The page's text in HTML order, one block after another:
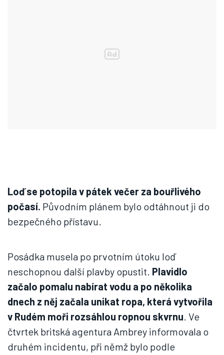
Loď se potopila v pátek večer za bouřlivého
počasí. Původním plánem bylo odtáhnout ji do
bezpečného přístavu.
Posádka musela po prvotním útoku loď
neschopnou další plavby opustit. Plavidlo
začalo pomalu nabírat vodu a po několika
dnech z něj začala unikat ropa, která vytvořila
v Rudém moři rozsáhlou ropnou skvrnu. Ve
čtvrtek britská agentura Ambrey informovala o
druhém incidentu, při němž bylo podle